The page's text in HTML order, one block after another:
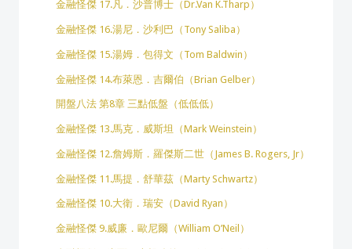
金融怪傑 17.凡．沙普博士（Dr.Van K.Tharp）
金融怪傑 16.湯尼．沙利巴（Tony Saliba）
金融怪傑 15.湯姆．包得文（Tom Baldwin）
金融怪傑 14.布萊恩．吉爾伯（Brian Gelber）
開盤八法 第8章 三點低盤（低低低）
金融怪傑 13.馬克．威斯坦（Mark Weinstein）
金融怪傑 12.詹姆斯．羅傑斯二世（James B. Rogers, Jr）
金融怪傑 11.馬提．舒華茲（Marty Schwartz）
金融怪傑 10.大衛．瑞安（David Ryan）
金融怪傑 9.威廉．歐尼爾（William O’Neil）